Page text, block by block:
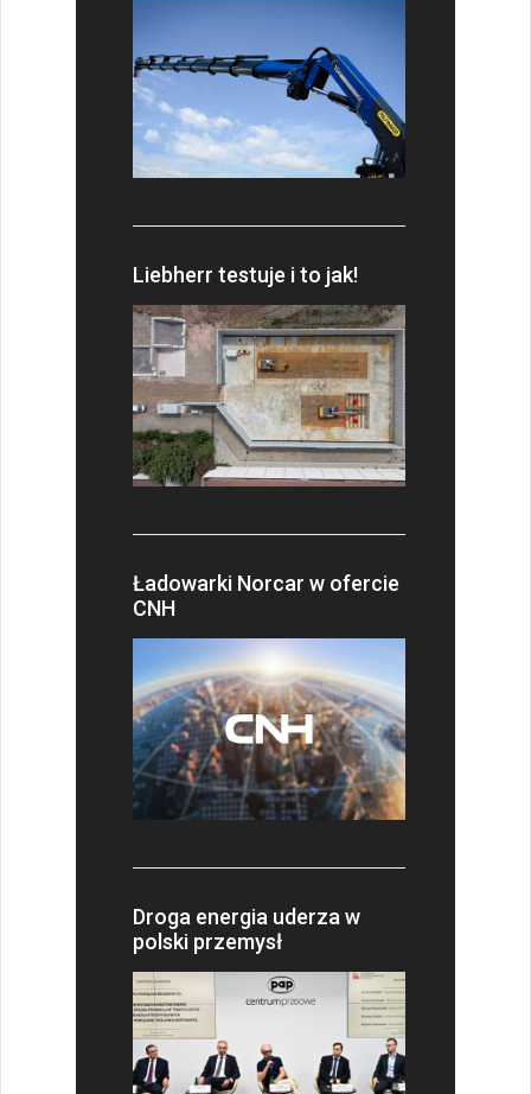
Liebherr testuje i to jak!
Ładowarki Norcar w ofercie
CNH
Droga energia uderza w
polski przemysł